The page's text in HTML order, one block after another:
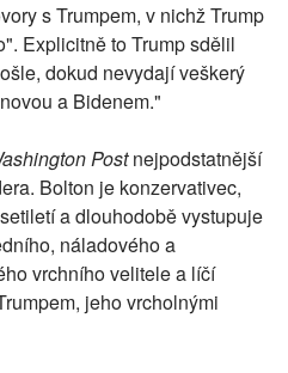
s Trumpem, v nichž Trump
Explicitně to Trump sdělil
dokud nevydají veškerý
a Bidenem."
Postnejpodstatnější
Bolton je konzervativec,
a dlouhodobě vystupuje
náladového a
vrchního velitele a líčí
jeho vrcholnými